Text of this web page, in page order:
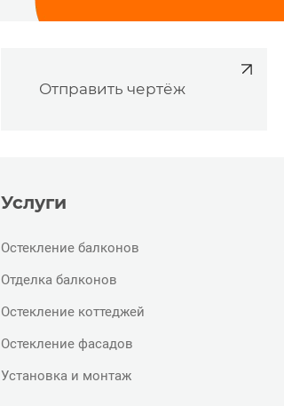
Отправить чертёж
Услуги
Остекление балконов
Отделка балконов
Остекление коттеджей
Остекление фасадов
Установка и монтаж